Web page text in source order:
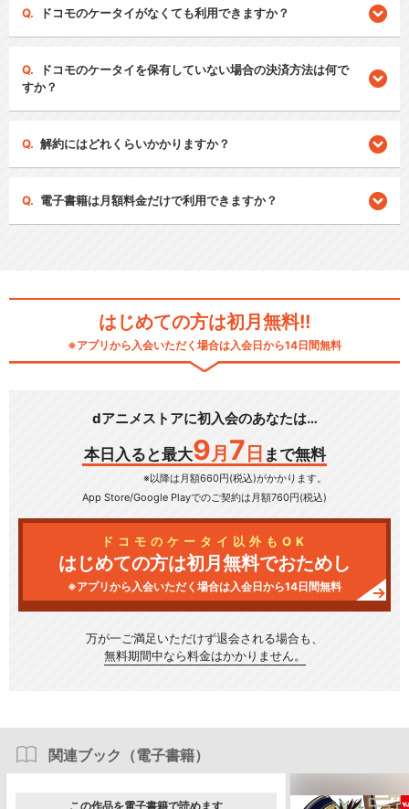
ドコモのケータイがなくても利用できますか？
ドコモのケータイを保有していない場合の決済方法は何で
すか？
解約にはどれくらいかかりますか？
電子書籍は月額料金だけで利用できますか？
はじめての方は初月無料!!
※アプリから入会いただく場合は入会日から14日間無料
dアニメストアに初入会のあなたは…
本日入ると最大9 月 7 日 まで無料
※以降は月額660円(税込)がかかります。
App Store/Google Playでのご契約は月額760円(税込)
ドコモのケータイ以外もOK
はじめての方は初月無料でおためし
※アプリから入会いただく場合は入会日から14日間無料
万が一ご満足いただけず退会される場合も、
無料期間中なら料金はかかりません。
関連ブック（電子書籍）
この作品を電子書籍で読めます